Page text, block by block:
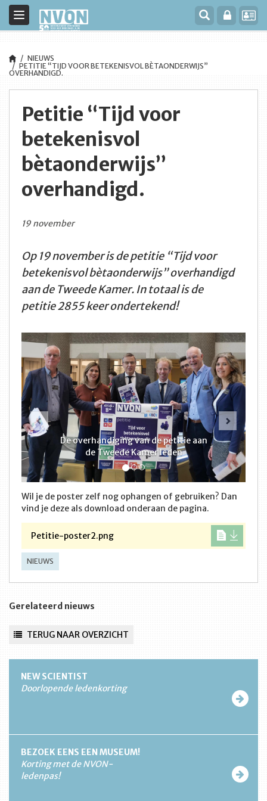
Toggle
navigation
NIEUWS
PETITIE “TIJD VOOR BETEKENISVOL BÈTAONDERWIJS”
OVERHANDIGD.
Petitie “Tijd voor
betekenisvol
bètaonderwijs”
overhandigd.
19 november
Op 19 november is de petitie “Tijd voor
betekenisvol bètaonderwijs” overhandigd
aan de Tweede Kamer. In totaal is de
petitie 2855 keer ondertekend!
De overhandiging van de petitie aan
de Tweede Kamer leden
Vorige
Wil je de poster zelf nog ophangen of gebruiken? Dan
vind je deze als download onderaan de pagina.
Petitie-poster2.png
NIEUWS
Gerelateerd nieuws
TERUG NAAR OVERZICHT
NEW SCIENTIST
Doorlopende ledenkorting
BEZOEK EENS EEN MUSEUM!
Korting met de NVON-
ledenpas!